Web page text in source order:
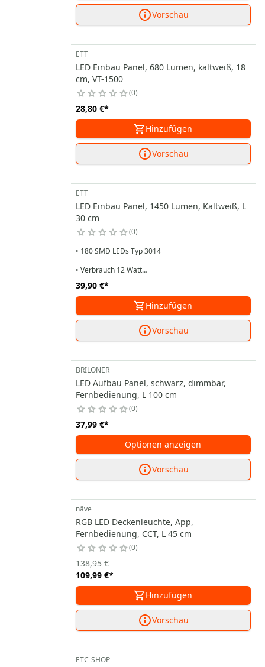
Vorschau
ETT
LED Einbau Panel, 680 Lumen, kaltweiß, 18
cm, VT-1500
0
28,80 €*
Hinzufügen
Vorschau
ETT
LED Einbau Panel, 1450 Lumen, Kaltweiß, L
30 cm
0
• 180 SMD LEDs Typ 3014
• Verbrauch 12 Watt
• Sofortstart, kein Flackern
• Farbtemperatur 6000K
39,90 €*
Hinzufügen
Vorschau
BRILONER
LED Aufbau Panel, schwarz, dimmbar,
Fernbedienung, L 100 cm
0
37,99 €*
Optionen anzeigen
Vorschau
näve
RGB LED Deckenleuchte, App,
Fernbedienung, CCT, L 45 cm
0
109,99 €*
138,95 €
Hinzufügen
Vorschau
ETC-SHOP